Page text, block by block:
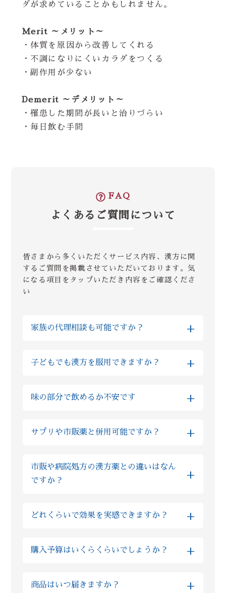
ダが求めていることかもしれません。
Merit ～メリット～
・体質を原因から改善してくれる
・不調になりにくいカラダをつくる
・副作用が少ない
Demerit ～デメリット～
・罹患した期間が長いと治りづらい
・毎日飲む手間
FAQ
よくあるご質問について
皆さまから多くいただくサービス内容、漢方に関
するご質問を掲載させていただいております。気
になる項目をタップいただき内容をご確認くださ
い
家族の代理相談も可能ですか？ +
常に多くいただいております。その場合はご
談とまったく同様にご利用いただけますので
子どもでも漢方を服用できますか？ +
おりますので、多くの場合でお子様も服用い
と比べても漢方の場合は副作用が非常に少な
ただければ、おくすりの専門家の薬剤師が回
答しますのでご安心ください。
味の部分で飲めるか不安です +
が気になるようでしたら砂糖の入っていない
らのお声も多数いただいております。
サプリや市販薬と併用可能ですか？ +
程間隔を空けていただければ問題ございませ
ん。 また市販薬や病院で処方されたお薬の場
ご不安な場合は薬剤師にLINEでご相談くださ
市販や病院処方の漢方薬との違いはなん
ですか？
+
専売品を扱っており、他店やドラッグストア
た原料を使った製品となる為、市販の漢方薬
どれくらいで効果を実感できますか？ +
からの生活アドバイスを取り入れていただく
りますが、人の体の細胞が生まれ変わるまで
購入予算はいくらくらいでしょうか？ +
類によっても大きく異なるものですので、ま
商品はいつ届きますか？ +